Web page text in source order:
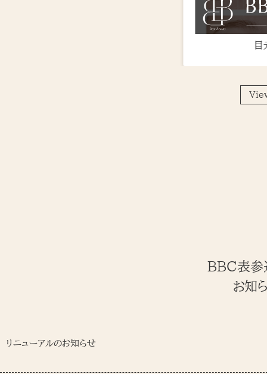
目
BBC表
お知
リニューアルのお知らせ